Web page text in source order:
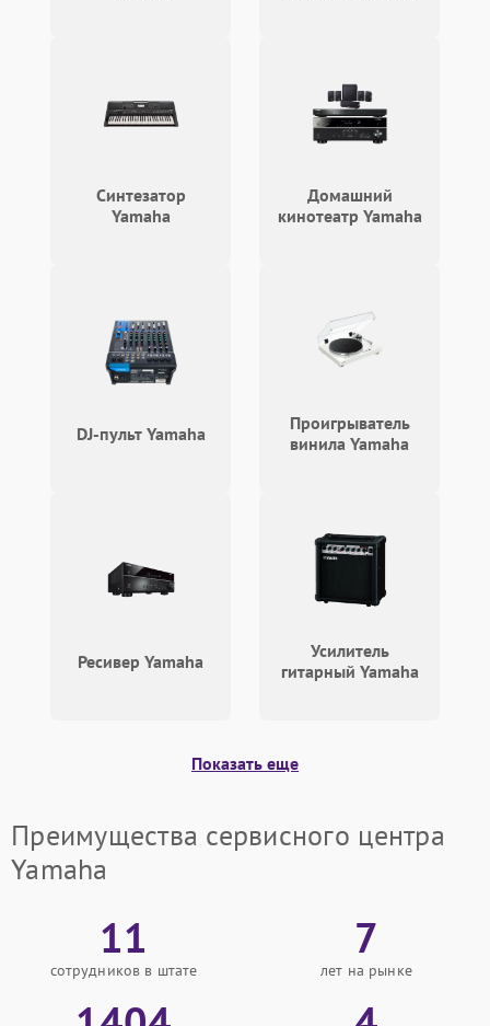
Синтезатор
Yamaha
Домашний
кинотеатр Yamaha
DJ-пульт Yamaha
Проигрыватель
винила Yamaha
Ресивер Yamaha
Усилитель
гитарный Yamaha
Показать еще
Преимущества сервисного центра
Yamaha
11
сотрудников в штате
7
лет на рынке